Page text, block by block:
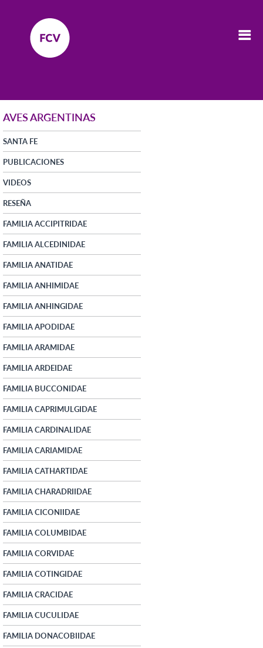
AVES ARGENTINAS
SANTA FE
PUBLICACIONES
VIDEOS
RESEÑA
FAMILIA ACCIPITRIDAE
FAMILIA ALCEDINIDAE
FAMILIA ANATIDAE
FAMILIA ANHIMIDAE
FAMILIA ANHINGIDAE
FAMILIA APODIDAE
FAMILIA ARAMIDAE
FAMILIA ARDEIDAE
FAMILIA BUCCONIDAE
FAMILIA CAPRIMULGIDAE
FAMILIA CARDINALIDAE
FAMILIA CARIAMIDAE
FAMILIA CATHARTIDAE
FAMILIA CHARADRIIDAE
FAMILIA CICONIIDAE
FAMILIA COLUMBIDAE
FAMILIA CORVIDAE
FAMILIA COTINGIDAE
FAMILIA CRACIDAE
FAMILIA CUCULIDAE
FAMILIA DONACOBIIDAE